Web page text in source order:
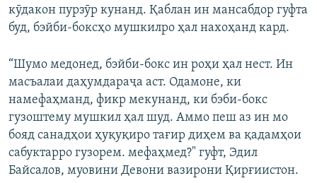
кӯдакон пурзӯр кунанд. Қаблан ин мансабдор гуфта
буд, бэйби-боксҳо мушкилро ҳал нахоҳанд кард.
“Шумо медонед, бэйби-бокс ин роҳи ҳал нест. Ин
масъалаи даҳумдараҷа аст. Одамоне, ки
намефаҳманд, фикр мекунанд, ки бэби-бокс
гузоштему мушкил ҳал шуд. Аммо пеш аз ин мо
бояд санадҳои ҳуқуқиро тағир диҳем ва қадамҳои
сабуктарро гузорем. мефаҳмед?" гуфт, Эдил
Байсалов, муовини Девони вазирони Қирғиистон.